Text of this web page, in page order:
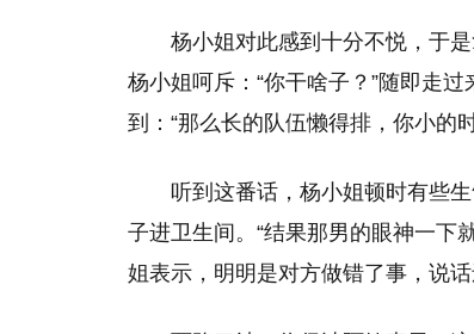
杨小姐对此感到十分不悦，于
杨小姐呵斥：“你干啥子？”随即走
到：“那么长的队伍懒得排，你小的
听到这番话，杨小姐顿时有些
子进卫生间。“结果那男的眼神一下
姐表示，明明是对方做错了事，说